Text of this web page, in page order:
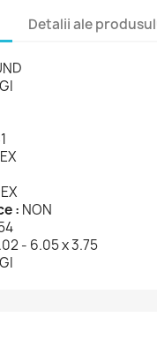
Detalii ale
EX
EX
: NON
- 6.05 x 3.75